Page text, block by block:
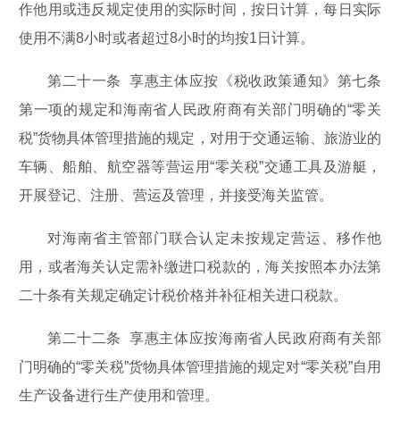
作他用或违反规定使用的实际时间，按日计算，每日实际
使用不满8小时或者超过8小时的均按1日计算。
第二十一条 享惠主体应按《税收政策通知》第七条
第一项的规定和海南省人民政府商有关部门明确的“零关
税”货物具体管理措施的规定，对用于交通运输、旅游业的
车辆、船舶、航空器等营运用“零关税”交通工具及游艇，
开展登记、注册、营运及管理，并接受海关监管。
对海南省主管部门联合认定未按规定营运、移作他
用，或者海关认定需补缴进口税款的，海关按照本办法第
二十条有关规定确定计税价格并补征相关进口税款。
第二十二条 享惠主体应按海南省人民政府商有关部
门明确的“零关税”货物具体管理措施的规定对“零关税”自用
生产设备进行生产使用和管理。